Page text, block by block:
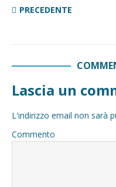
PRECEDENTE
Lascia un
L'indirizzo email non sarà
Commento